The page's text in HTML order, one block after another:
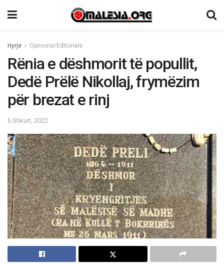
Hyrje Opinione/Editoriale
Rënia e dëshmorit të popullit,
Dedë Prëlë Nikollaj, frymëzim
për brezat e rinj
6 Shkurt, 2022